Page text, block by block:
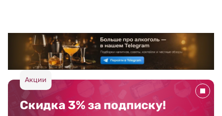
Акции
Скидка 3% за подписку!